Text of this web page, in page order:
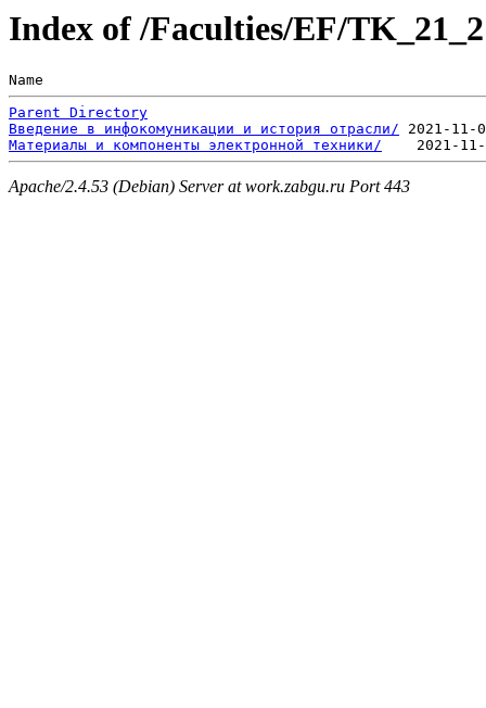
Index of /Faculties/EF/TK_21_2
Name
Parent Directory
Введение в инфокомуникации и история отрасли/
Материалы и компоненты электронной техники/
Apache/2.4.53 (Debian) Server at work.zabgu.ru Port 443